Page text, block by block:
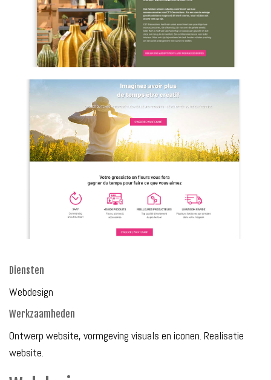
Diensten
Webdesign
Werkzaamheden
Ontwerp website, vormgeving visuals en iconen. Realisatie
website.